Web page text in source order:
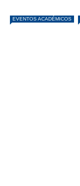
EVENTOS ACADÉMICOS